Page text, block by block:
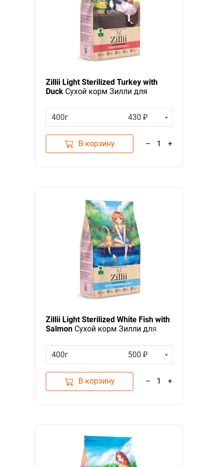
Zillii Light Sterilized Turkey with
DuckСухой корм Зилли для
Избыточным весом Индейка с
Уткой
400г 430 ₽
В корзину – 1 +
Zillii Light Sterilized White Fish with
SalmonСухой корм Зилли для
Избыточным весом Белая рыба с
Лососем
400г 500 ₽
В корзину – 1 +